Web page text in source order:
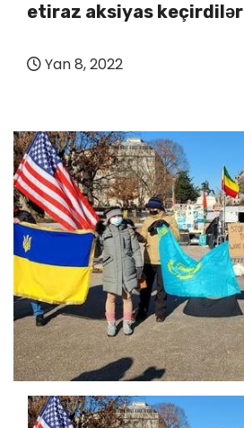
etiraz aksiyas keçirdilər
Yan 8, 2022